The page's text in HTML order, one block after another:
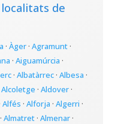
de
· Àger· Agramunt·
· Aiguamúrcia ·
· Albatàrrec· Albesa ·
Alcoletge · Aldover·
Alfés · Alforja · Algerri ·
· Almatret· Almenar·